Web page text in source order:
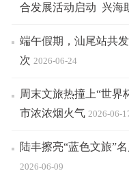
合发展活动启动 兴海
端午假期，汕尾站共
次 2026-06-24
周末文旅热撞上“世
市浓浓烟火气 2026-06-
陆丰擦亮“蓝色文旅”
2026-06-09